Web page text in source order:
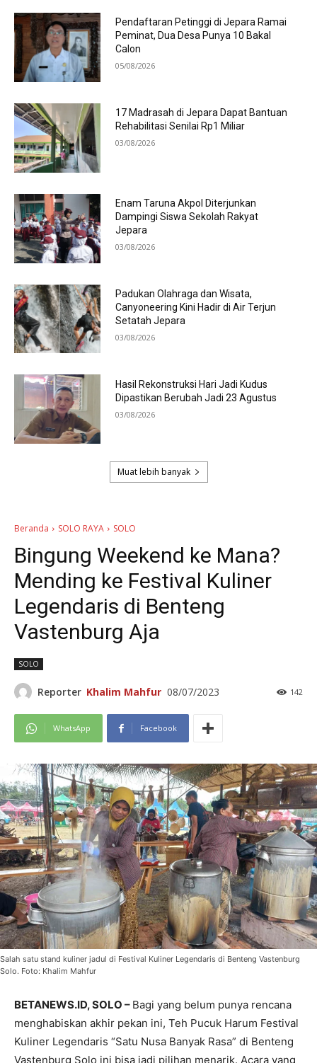
Pendaftaran Petinggi di Jepara Ramai
Peminat, Dua Desa Punya 10 Bakal
Calon
05/08/2026
17 Madrasah di Jepara Dapat Bantuan
Rehabilitasi Senilai Rp1 Miliar
03/08/2026
Enam Taruna Akpol Diterjunkan
Dampingi Siswa Sekolah Rakyat
Jepara
03/08/2026
Padukan Olahraga dan Wisata,
Canyoneering Kini Hadir di Air Terjun
Setatah Jepara
03/08/2026
Hasil Rekonstruksi Hari Jadi Kudus
Dipastikan Berubah Jadi 23 Agustus
03/08/2026
Muat lebih banyak